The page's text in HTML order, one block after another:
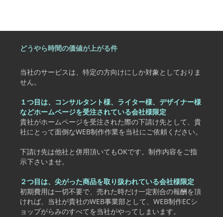
どうやら時間の価値が上がる件
当社のサービスは、特定の方向けにしか対象としておりま
せん。
１つ目は、コンサルタント様、ライター様、デザイナー様
などホームページを受注されている会社様限定
貴社がホームページを受注された際の下請け先として、貴
社にとって面倒なWEB制作作業を当社にご依頼ください。
下請け先は他社と併用頂いてもOKです。制作内容をご指
示下さいませ。
２つ目は、尖がった商品を取り扱われている会社様限定
初期費用は一切不要で、売れた時だけ一定割合の報酬を頂
ければ、当社が貴社のWEB事業部として、WEB制作ECシ
ョップがらみのすべてを当社がやってしまいます。